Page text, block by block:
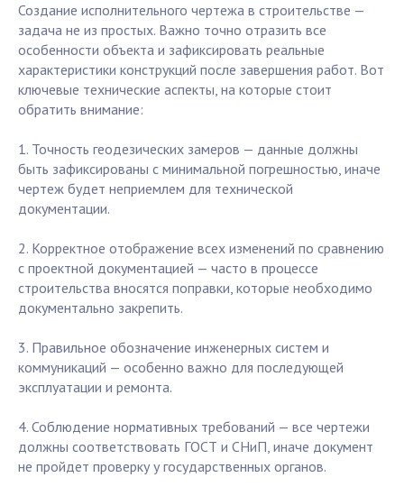
Создание исполнительного чертежа в строительстве —
задача не из простых. Важно точно отразить все
особенности объекта и зафиксировать реальные
характеристики конструкций после завершения работ. Вот
ключевые технические аспекты, на которые стоит
обратить внимание:
1. Точность геодезических замеров — данные должны
быть зафиксированы с минимальной погрешностью, иначе
чертеж будет неприемлем для технической
документации.
2. Корректное отображение всех изменений по сравнению
с проектной документацией — часто в процессе
строительства вносятся поправки, которые необходимо
документально закрепить.
3. Правильное обозначение инженерных систем и
коммуникаций — особенно важно для последующей
эксплуатации и ремонта.
4. Соблюдение нормативных требований — все чертежи
должны соответствовать ГОСТ и СНиП, иначе документ
не пройдет проверку у государственных органов.